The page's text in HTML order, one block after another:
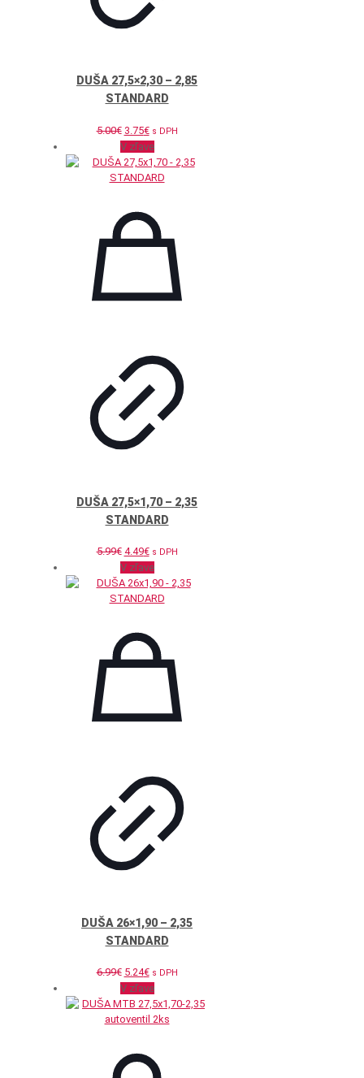
DUŠA 27,5×2,30 – 2,85
STANDARD
5.00€ Pôvodná
cena
bola:
5.00€.
3.75€Aktuálna
cena
je:
3.75€.
s DPH
V zľave
DUŠA 27,5×1,70 – 2,35
STANDARD
5.99€ Pôvodná
cena
bola:
5.99€.
4.49€Aktuálna
cena
je:
4.49€.
s DPH
V zľave
DUŠA 26×1,90 – 2,35
STANDARD
6.99€ Pôvodná
cena
bola:
6.99€.
5.24€Aktuálna
cena
je:
5.24€.
s DPH
V zľave